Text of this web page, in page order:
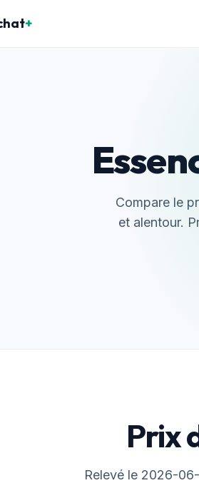
+
Compare le
et alentour.
Prix
Relevé le 2026-